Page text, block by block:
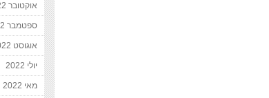
אוקטובר 2022
ספטמבר 2022
אוגוסט 2022
יולי 2022
מאי 2022